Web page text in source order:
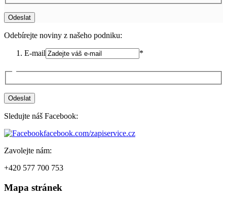
Odebírejte noviny z našeho podniku:
E-mail *
Sledujte náš Facebook:
facebook.com/zapiservice.cz
Zavolejte nám:
+420 577 700 753
Mapa stránek